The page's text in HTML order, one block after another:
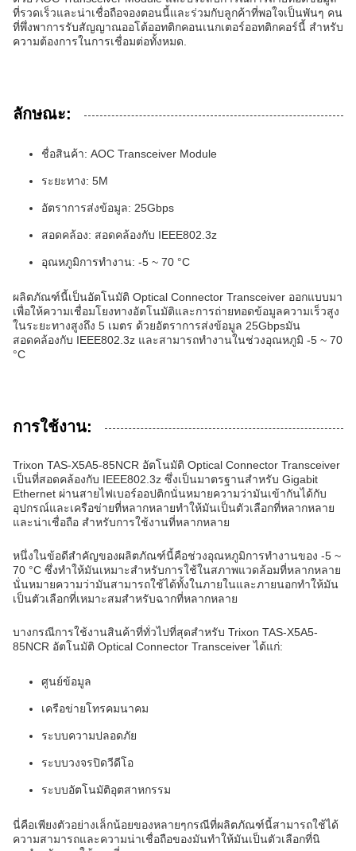
ที่รวดเร็วและน่าเชื่อถือจองตอนนี้และร่วมกับลูกค้าที่พอใจเป็นพันๆ คน
ที่พึ่งพาการรับสัญญาณออโต้ออทติกคอนเนกเตอร์ออทติกคอร์นี้ สําหรับ
ความต้องการในการเชื่อมต่อทั้งหมด.
ลักษณะ:
ชื่อสินค้า: AOC Transceiver Module
ระยะทาง: 5M
อัตราการส่งข้อมูล: 25Gbps
สอดคล้อง: สอดคล้องกับ IEEE802.3z
อุณหภูมิการทํางาน: -5 ~ 70 °C
ผลิตภัณฑ์นี้เป็นอัตโนมัติ Optical Connector Transceiver ออกแบบมา
เพื่อให้ความเชื่อมโยงทางอัตโนมัติและการถ่ายทอดข้อมูลความเร็วสูง
ในระยะทางสูงถึง 5 เมตร ด้วยอัตราการส่งข้อมูล 25Gbpsมัน
สอดคล้องกับ IEEE802.3z และสามารถทํางานในช่วงอุณหภูมิ -5 ~ 70
°C
การใช้งาน:
Trixon TAS-X5A5-85NCR อัตโนมัติ Optical Connector Transceiver
เป็นที่สอดคล้องกับ IEEE802.3z ซึ่งเป็นมาตรฐานสําหรับ Gigabit
Ethernet ผ่านสายไฟเบอร์ออปติกนั่นหมายความว่ามันเข้ากันได้กับ
อุปกรณ์และเครือข่ายที่หลากหลายทําให้มันเป็นตัวเลือกที่หลากหลาย
และน่าเชื่อถือ สําหรับการใช้งานที่หลากหลาย
หนึ่งในข้อดีสําคัญของผลิตภัณฑ์นี้คือช่วงอุณหภูมิการทํางานของ -5 ~
70 °C ซึ่งทําให้มันเหมาะสําหรับการใช้ในสภาพแวดล้อมที่หลากหลาย
นั่นหมายความว่ามันสามารถใช้ได้ทั้งในภายในและภายนอกทําให้มัน
เป็นตัวเลือกที่เหมาะสมสําหรับฉากที่หลากหลาย
บางกรณีการใช้งานสินค้าที่ทั่วไปที่สุดสําหรับ Trixon TAS-X5A5-
85NCR อัตโนมัติ Optical Connector Transceiver ได้แก่:
ศูนย์ข้อมูล
เครือข่ายโทรคมนาคม
ระบบความปลอดภัย
ระบบวงจรปิดวีดีโอ
ระบบอัตโนมัติอุตสาหกรรม
นี่คือเพียงตัวอย่างเล็กน้อยของหลายๆกรณีที่ผลิตภัณฑ์นี้สามารถใช้ได้
ความสามารถและความน่าเชื่อถือของมันทําให้มันเป็นตัวเลือกที่นิ